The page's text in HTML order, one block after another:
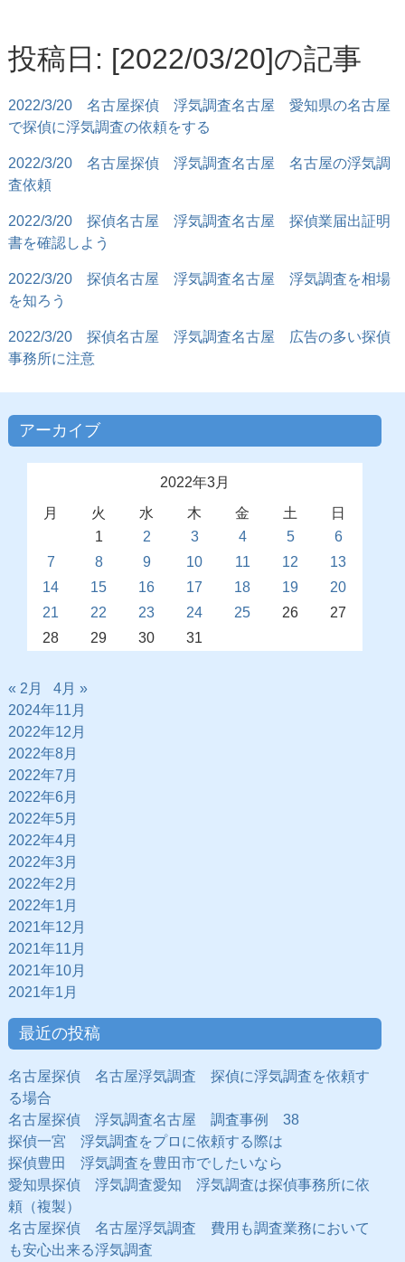
投稿日: [2022/03/20]の記事
2022/3/20
名古屋探偵 浮気調査名古屋 愛知県の名古屋
で探偵に浮気調査の依頼をする
2022/3/20
名古屋探偵 浮気調査名古屋 名古屋の浮気調
査依頼
2022/3/20
探偵名古屋 浮気調査名古屋 探偵業届出証明
書を確認しよう
2022/3/20
探偵名古屋 浮気調査名古屋 浮気調査を相場
を知ろう
2022/3/20
探偵名古屋 浮気調査名古屋 広告の多い探偵
事務所に注意
アーカイブ
2022年3月
月
火 水 木 金 土
日
1
2 3 4 5
6
7
8 9 10 11 12
13
14
15 16 17 18 19
20
21
22 23 24 25 26
27
28
29 30 31
« 2月
4月 »
2024年11月
2022年12月
2022年8月
2022年7月
2022年6月
2022年5月
2022年4月
2022年3月
2022年2月
2022年1月
2021年12月
2021年11月
2021年10月
2021年1月
最近の投稿
名古屋探偵 名古屋浮気調査 探偵に浮気調査を依頼す
る場合
名古屋探偵 浮気調査名古屋 調査事例 38
探偵一宮 浮気調査をプロに依頼する際は
探偵豊田 浮気調査を豊田市でしたいなら
愛知県探偵 浮気調査愛知 浮気調査は探偵事務所に依
頼（複製）
名古屋探偵 名古屋浮気調査 費用も調査業務において
も安心出来る浮気調査